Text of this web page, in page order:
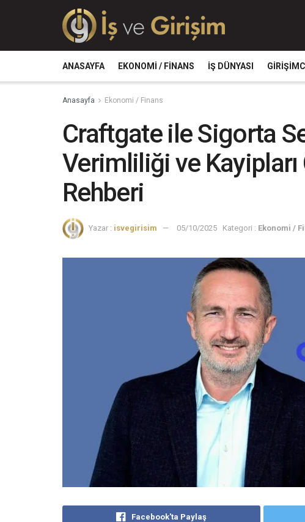
ANASAYFA EKONOMI / FINANS İŞ DÜNYASI
Anasayfa Ekonomi / Finans
Craftgate ile Sigorta
Verimliliği ve
Rehberi
Yazar : isvegirisim 05/10/2025 Kategori : Ekonomi /
Facebook'ta Paylaş